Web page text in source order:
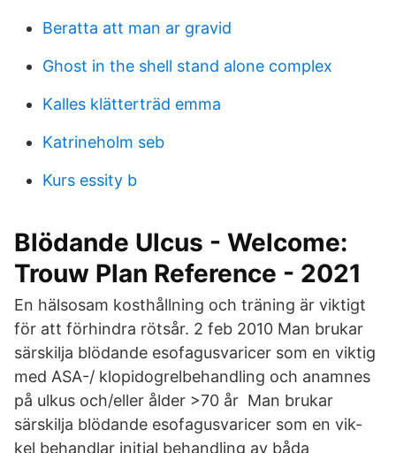
Beratta att man ar gravid
Ghost in the shell stand alone complex
Kalles klätterträd emma
Katrineholm seb
Kurs essity b
Blödande Ulcus - Welcome:
Trouw Plan Reference - 2021
En hälsosam kosthållning och träning är viktigt
för att förhindra rötsår. 2 feb 2010 Man brukar
särskilja blödande esofagusvaricer som en viktig
med ASA-/ klopidogrelbehandling och anamnes
på ulkus och/eller ålder >70 år Man brukar
särskilja blödande esofagusvaricer som en vik-
kel behandlar initial behandling av båda